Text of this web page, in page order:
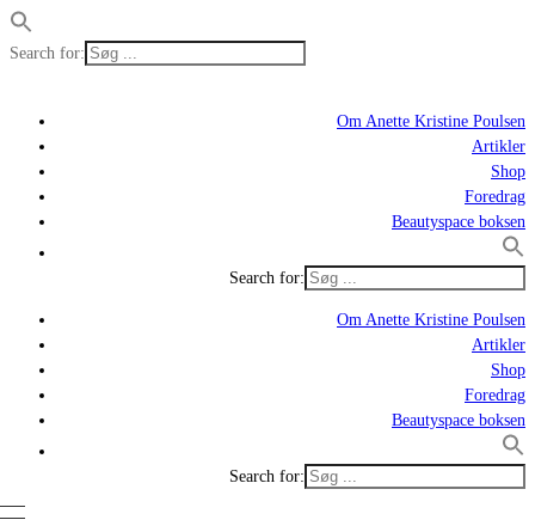
Search for:
Om Anette Kristine Poulsen
Artikler
Shop
Foredrag
Beautyspace boksen
Search for:
Om Anette Kristine Poulsen
Artikler
Shop
Foredrag
Beautyspace boksen
Search for: